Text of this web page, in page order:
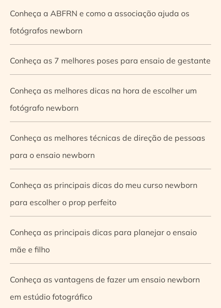
Conheça a ABFRN e como a associação ajuda os
fotógrafos newborn
Conheça as 7 melhores poses para ensaio de gestante
Conheça as melhores dicas na hora de escolher um
fotógrafo newborn
Conheça as melhores técnicas de direção de pessoas
para o ensaio newborn
Conheça as principais dicas do meu curso newborn
para escolher o prop perfeito
Conheça as principais dicas para planejar o ensaio
mãe e filho
Conheça as vantagens de fazer um ensaio newborn
em estúdio fotográfico